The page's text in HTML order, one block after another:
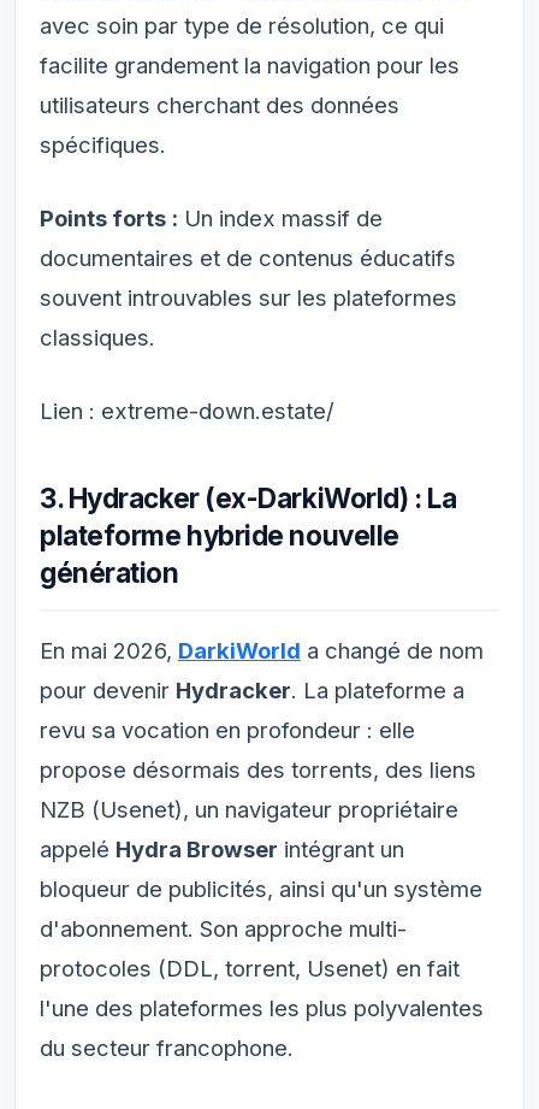
avec soin par type de résolution, ce qui
facilite grandement la navigation pour les
utilisateurs cherchant des données
spécifiques.
Points forts : Un index massif de
documentaires et de contenus éducatifs
souvent introuvables sur les plateformes
classiques.
Lien : extreme-down.estate/
3. Hydracker (ex-DarkiWorld) : La
plateforme hybride nouvelle
génération
En mai 2026, DarkiWorld a changé de nom
pour devenir Hydracker. La plateforme a
revu sa vocation en profondeur : elle
propose désormais des torrents, des liens
NZB (Usenet), un navigateur propriétaire
appelé Hydra Browser intégrant un
bloqueur de publicités, ainsi qu'un système
d'abonnement. Son approche multi-
protocoles (DDL, torrent, Usenet) en fait
l'une des plateformes les plus polyvalentes
du secteur francophone.